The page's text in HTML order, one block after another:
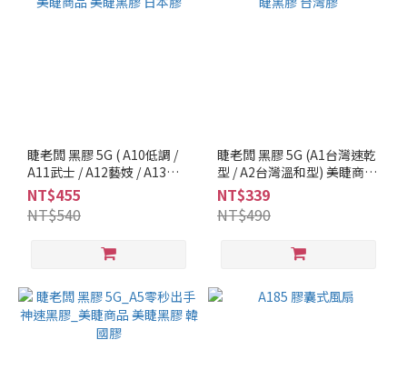
睫老闆 黑膠 5G ( A10低調 /
A11武士 / A12藝妓 / A13雷
神 ) 美睫商品 美睫黑膠 日本
膠
NT$455
NT$540
睫老闆 黑膠 5G (A1台灣速乾
型 / A2台灣溫和型) 美睫商品
美睫黑膠 台灣膠
NT$339
NT$490